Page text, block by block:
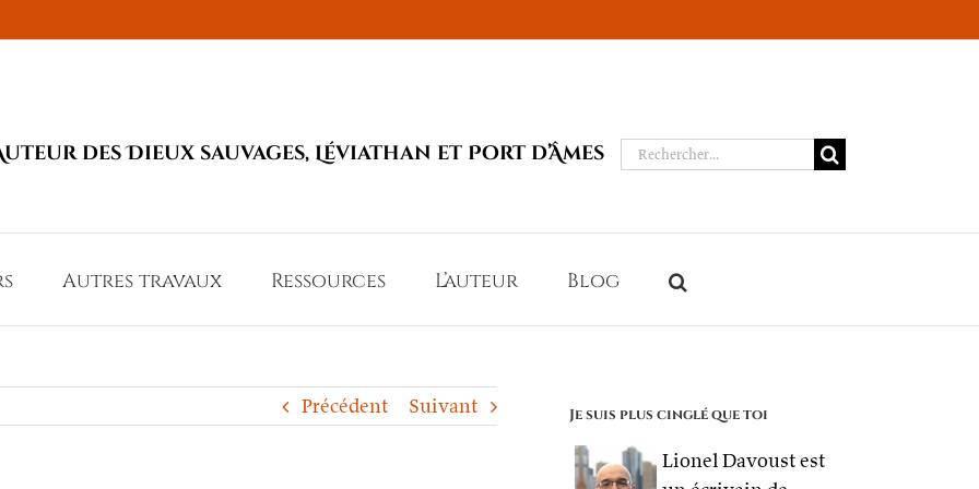
des Dieux sauvages, Léviathan et Port d’Âmes Rechercher:
Autres travaux Ressources L’auteur Blog
Précédent Suivant Je suis plus cinglé que toi
Lionel Davoust est